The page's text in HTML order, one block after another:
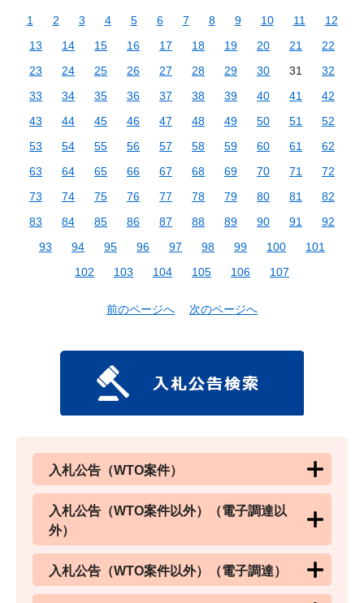
1 2 3 4 5 6 7 8 9 10 11
12
13
14 15 16 17 18 19 20 21
22
23
24 25 26 27 28 29 30 31
32
33
34 35 36 37 38 39 40 41
42
43
44 45 46 47 48 49 50 51
52
53
54 55 56 57 58 59 60 61
62
63
64 65 66 67 68 69 70 71
72
73
74 75 76 77 78 79 80 81
82
83
84 85 86 87 88 89 90 91
92
93
94 95 96 97 98 99 100
101
102
103 104 105 106 107
前のページへ 次のページへ
入札公告（WTO案件）
入札公告（WTO案件以外）（電子調達以
外）
入札公告（WTO案件以外）（電子調達）